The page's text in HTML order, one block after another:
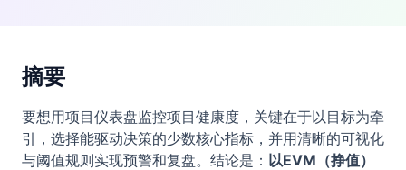
摘要
要想用项目仪表盘监控项目健康度，关键在于以目标为牵
引，选择能驱动决策的少数核心指标，并用清晰的可视化
与阈值规则实现预警和复盘。结论是： 以EVM（挣值）